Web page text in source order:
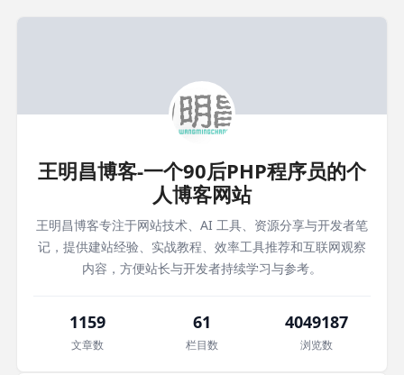
王明昌博客-一个90后PHP程序员的个
人博客网站
王明昌博客专注于网站技术、AI 工具、资源分享与开发者笔
记，提供建站经验、实战教程、效率工具推荐和互联网观察
内容，方便站长与开发者持续学习与参考。
1159
文章数
61
栏目数
4049187
浏览数